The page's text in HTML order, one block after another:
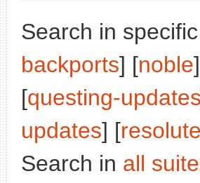
Search in
backports] [noble
[questing-updates
updates] [
Search in all